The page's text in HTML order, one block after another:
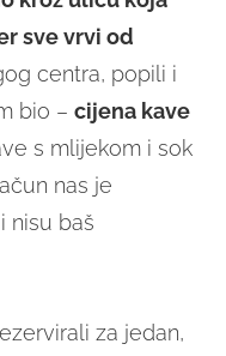
sve vrvi od
centra, popili i
bio – cijena kave
s mlijekom i sok
nas je
nisu baš
za jedan,